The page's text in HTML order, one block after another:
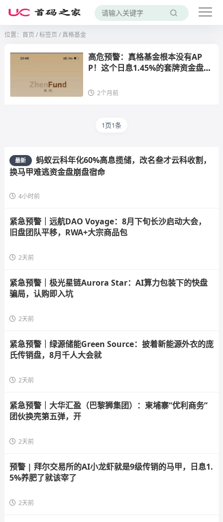
位置： 首页 /标签页 / 真格基金
高危预警：真格基金根本没有AP
P！这个日息1.45%的套牌资金盘正
2个月前
1页1条
最新
蚂蚁云科年化60%高息揽储，改名叁才云科收割，
换马甲难逃资金盘崩盘宿命
4小时前
紧急预警｜远航DAO Voyage：8月下旬长沙启动大会，
旧盘团队平移，RWA+大宗商品包
2天前
紧急预警｜极光星链Aurora Star：AI算力包装下的快盘
骗局，认购即入坑
2天前
紧急预警｜绿源储能Green Source：披着新能源外衣的庞
氏传销盘，8月千人大会就
2天前
紧急预警｜大华汇盈（巴黎狮集团）：柬埔寨“优利商务”
团伙换壳第五弹，开
2天前
预警 | 拜尔交易所的AI小龙虾就是9级传销的马甲，日息1.
5%养肥了就该宰了
2天前